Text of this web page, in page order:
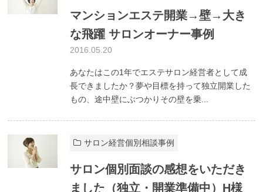
マンションエステ開業→壁→大き
な飛躍 サロンオーナー事例
2016.05.20
あなたはこの1年でエステサロン経営者として成
長できましたか？夢や目標を持って独立開業した
もの、途中壁にぶつかりその壁を乗...
サロン経営個別相談事例
サロン個別面談の感想をいただき
ました（独立・開業準備中）H様